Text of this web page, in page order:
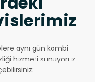
aynı gün kombi
hizmeti sunuyoruz.